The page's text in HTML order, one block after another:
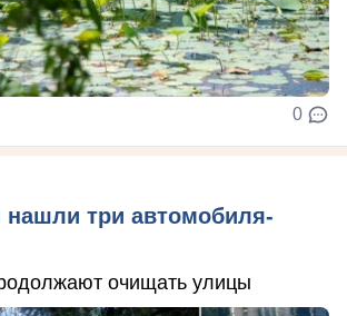
0
три автомобиля-
очищать улицы